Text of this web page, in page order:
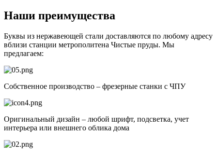
Наши преимущества
Буквы из нержавеющей стали доставляются по любому адресу
вблизи станции метрополитена Чистые пруды. Мы
предлагаем:
Собственное производство – фрезерные станки с ЧПУ
Оригинальный дизайн – любой шрифт, подсветка, учет
интерьера или внешнего облика дома